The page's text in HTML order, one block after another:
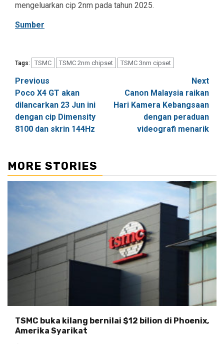
mengeluarkan cip 2nm pada tahun 2025.
Sumber
Tags: TSMC TSMC 2nm chipset TSMC 3nm cipset
Post
navigation
Previous
Poco X4 GT akan
dilancarkan 23 Jun ini
dengan cip Dimensity
8100 dan skrin 144Hz
Next
Canon Malaysia raikan
Hari Kamera Kebangsaan
dengan peraduan
videografi menarik
MORE STORIES
TSMC buka kilang bernilai $12 bilion di Phoenix,
Amerika Syarikat